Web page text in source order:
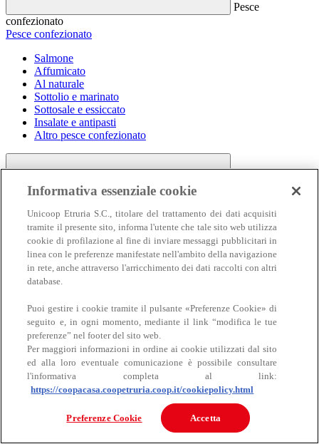
Pesce
confezionato
Pesce confezionato
Salmone
Affumicato
Al naturale
Sottolio e marinato
Sottosale e essiccato
Insalate e antipasti
Altro pesce confezionato
Carne
Carne
Bovino
Informativa essenziale cookie
Unicoop Etruria S.C., titolare del trattamento dei dati acquisiti
tramite il presente sito, informa l'utente che tale sito web utilizza
cookie di profilazione al fine di inviare messaggi pubblicitari in
linea con le preferenze manifestate nell'ambito della navigazione
in rete, anche attraverso l'arricchimento dei dati raccolti con altri
database.
Puoi gestire i cookie tramite il pulsante «Preferenze Cookie» di
seguito e, in ogni momento, mediante il link “modifica le tue
preferenze” nel footer del sito web.
Per maggiori informazioni in ordine ai cookie utilizzati dal sito
ed alla loro eventuale comunicazione è possibile consultare
l'informativa completa al link:
https://coopacasa.coopetruria.coop.it/cookiepolicy.html
Preferenze Cookie Accetta